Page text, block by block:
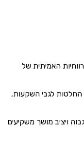
האמיתית של
לגבי השקעות,
ויציב מושך משקיעים